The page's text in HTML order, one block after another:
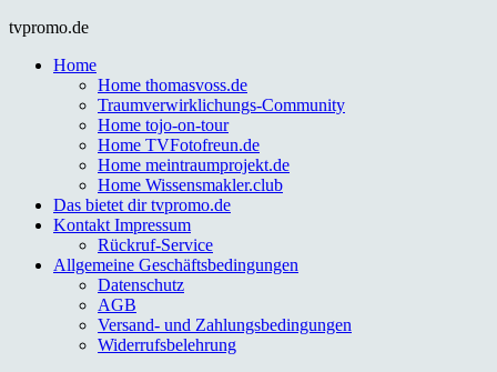
Skip
content
tvpromo.de
Home
Home thomasvoss.de
Traumverwirklichungs-Community
Home tojo-on-tour
Home TVFotofreun.de
Home meintraumprojekt.de
Home Wissensmakler.club
Das bietet dir tvpromo.de
Kontakt Impressum
Rückruf-Service
Allgemeine Geschäftsbedingungen
Datenschutz
AGB
Versand- und Zahlungsbedingungen
Widerrufsbelehrung